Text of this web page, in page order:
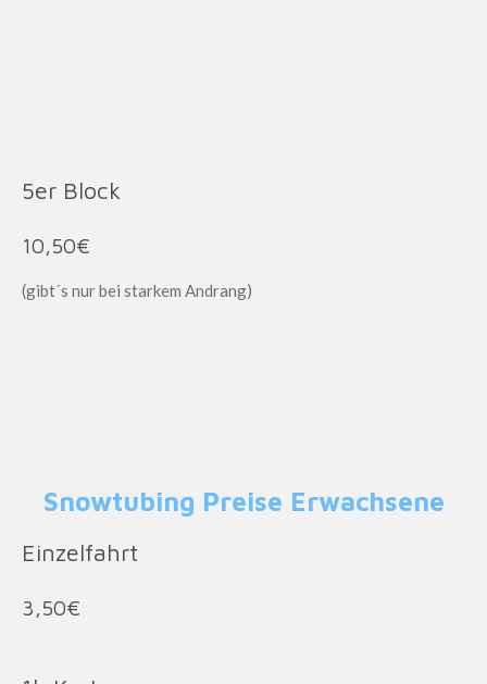
5er Block
10,50€
(gibt´s nur bei starkem Andrang)
Snowtubing Preise Erwachsene
Einzelfahrt
3,50€